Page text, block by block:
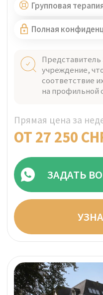
НИОН, ШВЕЙЦАРИЯ
Clinique La
Прямая цена за неделю:
центр в формате отеля,
комбинированный
Миннесотский подход к
зависимостей.
ИНДИВИДУАЛЬНО
ЗАДАТЬ ВОПРОС В